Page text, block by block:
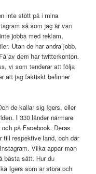
inte stött på i mina
så som jag är van
jobba med reklam,
Utan de har andra jobb,
av dem har twitterkonton.
vi som tenderar att följa
att jag faktiskt befinner
de kallar sig Igers, eller
I 330 länder närmare
på Facebook. Deras
till respektive land, och där
Vilka appar man
bästa sätt. Hur du
Igers som är stora och